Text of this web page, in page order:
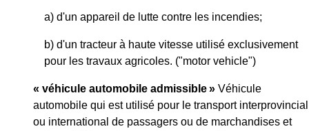
a) d'un appareil de lutte contre les incendies;
b) d'un tracteur à haute vitesse utilisé exclusivement
pour les travaux agricoles. ("motor vehicle")
« véhicule automobile admissible » Véhicule
automobile qui est utilisé pour le transport interprovincial
ou international de passagers ou de marchandises et